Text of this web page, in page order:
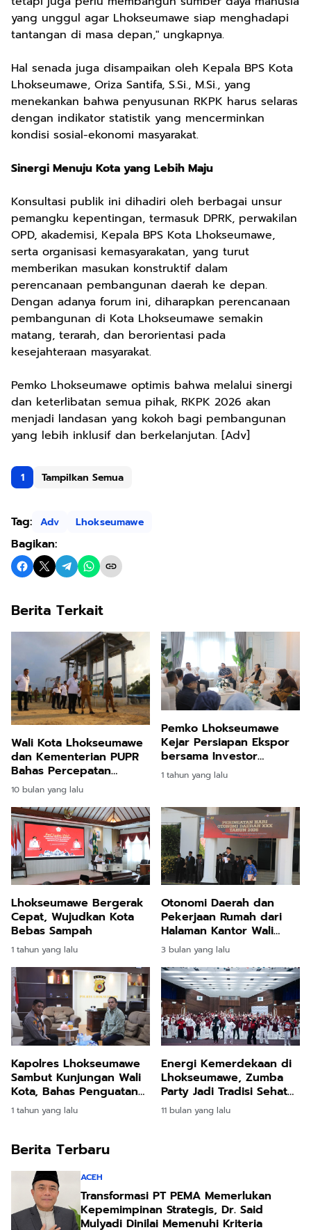
yang unggul agar Lhokseumawe siap menghadapi
tantangan di masa depan," ungkapnya.
Hal senada juga disampaikan oleh Kepala BPS Kota
Lhokseumawe, Oriza Santifa, S.Si., M.Si., yang
menekankan bahwa penyusunan RKPK harus selaras
dengan indikator statistik yang mencerminkan
kondisi sosial-ekonomi masyarakat.
Sinergi Menuju Kota yang Lebih Maju
Konsultasi publik ini dihadiri oleh berbagai unsur
pemangku kepentingan, termasuk DPRK, perwakilan
OPD, akademisi, Kepala BPS Kota Lhokseumawe,
serta organisasi kemasyarakatan, yang turut
memberikan masukan konstruktif dalam
perencanaan pembangunan daerah ke depan.
Dengan adanya forum ini, diharapkan perencanaan
pembangunan di Kota Lhokseumawe semakin
matang, terarah, dan berorientasi pada
kesejahteraan masyarakat.
Pemko Lhokseumawe optimis bahwa melalui sinergi
dan keterlibatan semua pihak, RKPK 2026 akan
menjadi landasan yang kokoh bagi pembangunan
yang lebih inklusif dan berkelanjutan. [Adv]
1 Tampilkan Semua
Tag: Adv Lhokseumawe
Bagikan:
Berita Terkait
Wali Kota Lhokseumawe
dan Kementerian PUPR
Bahas Percepatan
Pembangunan SPAM
10 bulan yang lalu
Pemko Lhokseumawe
Kejar Persiapan Ekspor
bersama Investor
Malaysia
1 tahun yang lalu
Lhokseumawe Bergerak
Cepat, Wujudkan Kota
Bebas Sampah
1 tahun yang lalu
Otonomi Daerah dan
Pekerjaan Rumah dari
Halaman Kantor Wali
Kota
3 bulan yang lalu
Kapolres Lhokseumawe
Sambut Kunjungan Wali
Kota, Bahas Penguatan
Sinergi untuk Keamanan
1 tahun yang lalu
Energi Kemerdekaan di
Lhokseumawe, Zumba
Party Jadi Tradisi Sehat
Tahunan
11 bulan yang lalu
Berita Terbaru
ACEH
Transformasi PT PEMA Memerlukan
Kepemimpinan Strategis, Dr. Said
Mulyadi Dinilai Memenuhi Kriteria